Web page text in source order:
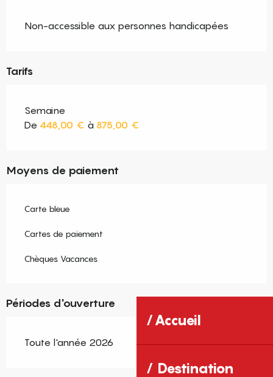
Accueil
Destination
Non-accessible aux personnes handicapées
Tarifs
Semaine
De 448,00 € à 875,00 €
Moyens de paiement
Carte bleue
Cartes de paiement
Chèques Vacances
Périodes d'ouverture
Toute l'année 2026